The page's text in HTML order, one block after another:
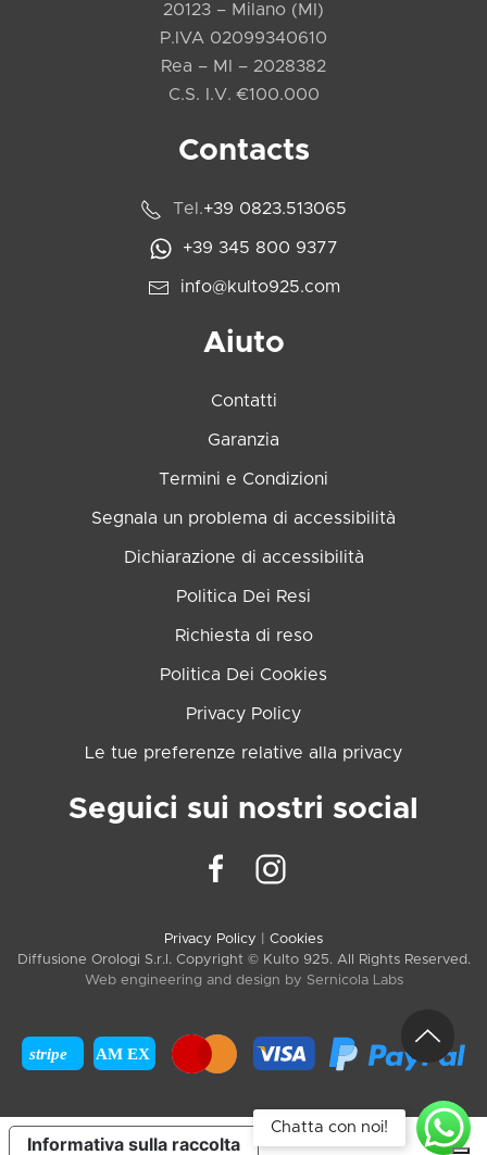
Chatta con noi!
20123 – Milano (MI)
P.IVA 02099340610
Rea – MI – 2028382
C.S. I.V. €100.000
Contacts
Tel.+39 0823.513065
+39 345 800 9377
info@kulto925.com
Aiuto
Contatti
Garanzia
Termini e Condizioni
Segnala un problema di accessibilità
Dichiarazione di accessibilità
Politica Dei Resi
Richiesta di reso
Politica Dei Cookies
Privacy Policy
Le tue preferenze relative alla privacy
Seguici sui nostri social
Privacy Policy
Cookies
Diffusione Orologi S.r.l. Copyright © Kulto 925. All Rights Reserved.
Web engineering and design by Sernicola Labs
stripe AM EX
Informativa sulla raccolta